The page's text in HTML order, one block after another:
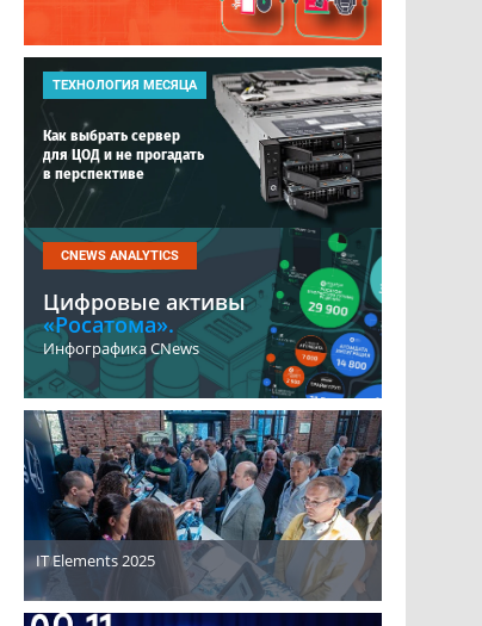
ТЕХНОЛОГИЯ МЕСЯЦА
Как выбрать сервер
для ЦОД и не прогадать
в перспективе
CNEWS ANALYTICS
Цифровые активы
«Росатома».
Инфографика CNews
IT Elements 2025